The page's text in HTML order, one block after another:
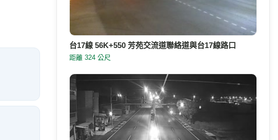
台17線 56K+550 芳苑交流道聯絡道與台17線路口
距離 324 公尺